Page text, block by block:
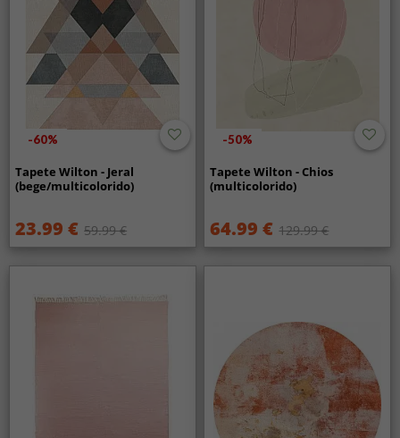
-60%
Tapete Wilton - Jeral
(bege/multicolorido)
23.99 € 59.99 €
-50%
Tapete Wilton - Chios
(multicolorido)
64.99 € 129.99 €